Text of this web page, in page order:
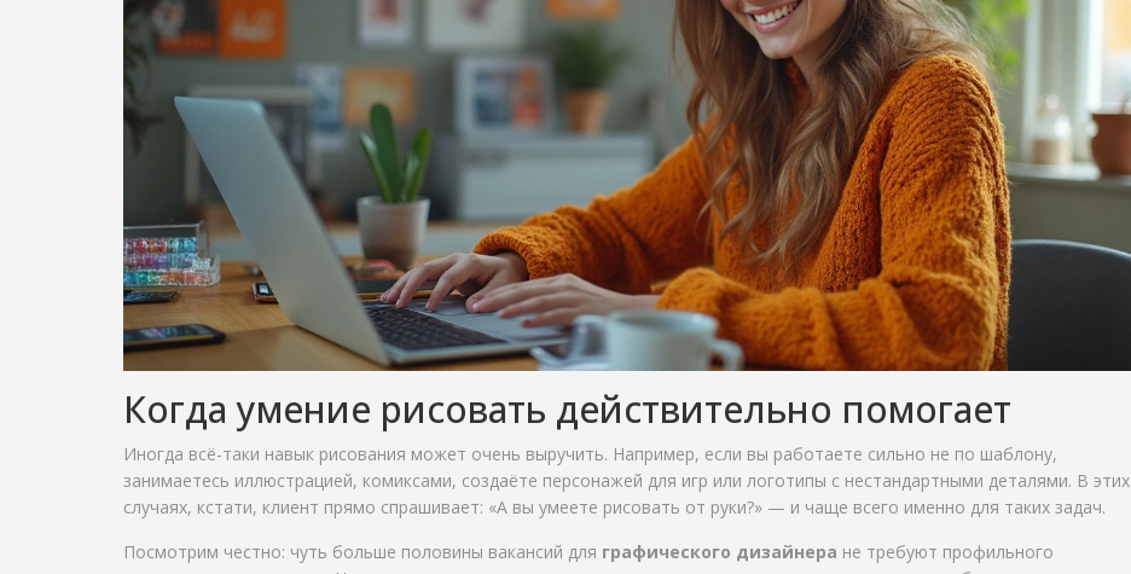
Когда умение рисовать действительно помогает
Иногда всё-таки навык рисования может очень выручить. Например, если вы работаете сильно не по шаблону,
занимаетесь иллюстрацией, комиксами, создаёте персонажей для игр или логотипы с нестандартными деталями. В этих
случаях, кстати, клиент прямо спрашивает: «А вы умеете рисовать от руки?» — и чаще всего именно для таких задач.
Посмотрим честно: чуть больше половины вакансий для графического дизайнера не требуют профильного